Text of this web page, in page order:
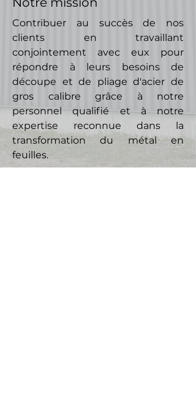
Contribuer au succès de nos
clients en travaillant
conjointement avec eux pour
répondre à leurs besoins de
découpe et de pliage d'acier de
gros calibre grâce à notre
personnel qualifié et à notre
expertise reconnue dans la
transformation du métal en
feuilles.